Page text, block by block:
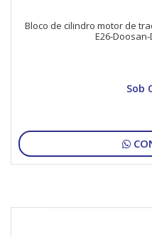
Bloco de cilindro motor de
E26-Doosan-
Sob